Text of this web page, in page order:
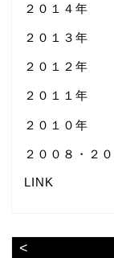
２０１４年
２０１３年
２０１２年
２０１１年
２０１０年
２００８・２
LINK
<